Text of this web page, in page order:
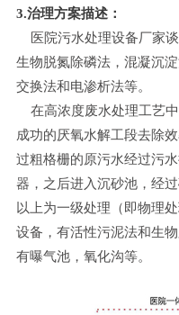
3.治理方案描述：
医院污水处理设备厂家
生物脱氮除磷法，混凝沉
交换法和电渗析法等。
在高浓度废水处理工艺中
成功的厌氧水解工段去除
过粗格栅的原污水经过污
器，之后进入沉砂池，经
以上为一级处理（即物理
设备，有活性污泥法和生
有曝气池，氧化沟等。